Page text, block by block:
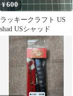
¥600
ラッキークラフト US
shad USシャッド